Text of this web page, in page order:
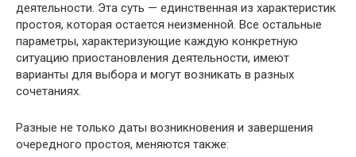
деятельности. Эта суть — единственная из характеристик
простоя, которая остается неизменной. Все остальные
параметры, характеризующие каждую конкретную
ситуацию приостановления деятельности, имеют
варианты для выбора и могут возникать в разных
сочетаниях.
Разные не только даты возникновения и завершения
очередного простоя, меняются также: